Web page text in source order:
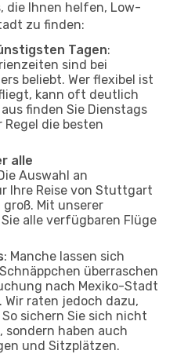
die Ihnen helfen, Low-
zu finden:
Tagen:
sind bei
beliebt. Wer flexibel ist
kann oft deutlich
finden Sie Dienstags
Regel die besten
alle
Auswahl an
Ihre Reise von Stuttgart
Mit unserer
alle verfügbaren Flüge
: Manche lassen sich
überraschen
nach Mexiko-Stadt
raten jedoch dazu,
sichern Sie sich nicht
sondern haben auch
und Sitzplätzen.